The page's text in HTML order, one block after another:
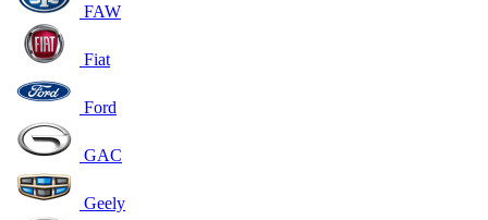
FAW
Fiat
Ford
GAC
Geely